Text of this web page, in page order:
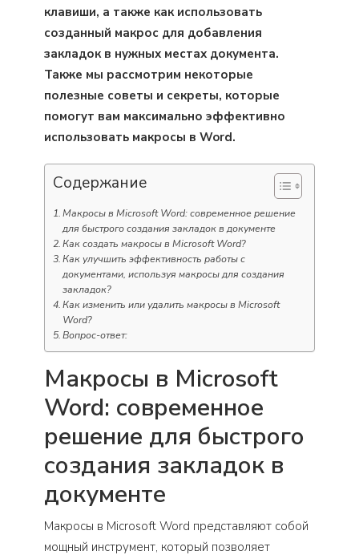
клавиши, а также как использовать
созданный макрос для добавления
закладок в нужных местах документа.
Также мы рассмотрим некоторые
полезные советы и секреты, которые
помогут вам максимально эффективно
использовать макросы в Word.
Содержание
Макросы в Microsoft Word: современное решение
для быстрого создания закладок в документе
Как создать макросы в Microsoft Word?
Как улучшить эффективность работы с
документами, используя макросы для создания
закладок?
Как изменить или удалить макросы в Microsoft
Word?
Вопрос-ответ:
Макросы в Microsoft
Word: современное
решение для быстрого
создания закладок в
документе
Макросы в Microsoft Word представляют собой
мощный инструмент, который позволяет